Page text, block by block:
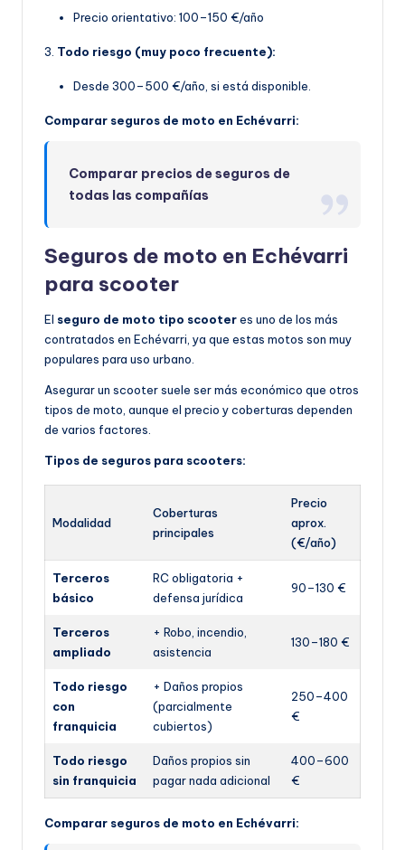
Precio orientativo: 100–150 €/año
3. Todo riesgo (muy poco frecuente):
Desde 300–500 €/año, si está disponible.
Comparar seguros de moto en Echévarri:
Comparar precios de seguros de
todas las compañías
Seguros de moto en Echévarri
para scooter
El seguro de moto tipo scooteres uno de los más
contratados en Echévarri, ya que estas motos son muy
populares para uso urbano.
Asegurar un scooter suele ser más económico que otros
tipos de moto, aunque el precio y coberturas dependen
de varios factores.
Tipos de seguros para scooters:
Modalidad
Coberturas
principales
Precio
aprox.
(€/año)
Terceros
básico
RC obligatoria +
defensa jurídica
90–130 €
Terceros
ampliado
+ Robo, incendio,
asistencia
130–180 €
Todo riesgo
con
franquicia
+ Daños propios
(parcialmente
cubiertos)
250–400
€
Todo riesgo
sin franquicia
Daños propios sin
pagar nada adicional
400–600
€
Comparar seguros de moto en Echévarri: